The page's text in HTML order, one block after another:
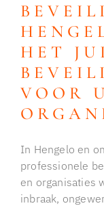
HET
VOOR
In Hengelo en
professionele
en organisaties
inbraak,